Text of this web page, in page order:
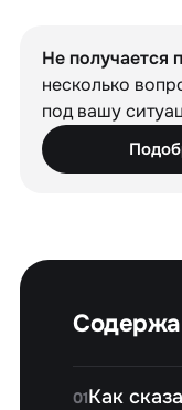
Не получается
несколько
под вашу
01Как